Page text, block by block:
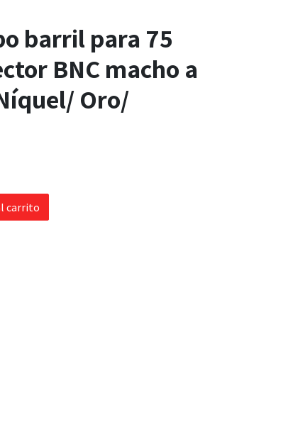
barril para 75
BNC macho a
Oro/
carrito